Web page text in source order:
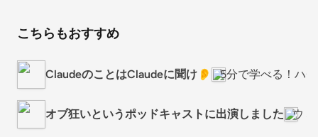
こちらもおすすめ
ClaudeのことはClaudeに聞け👂 5分で学べる！ハ
オブ狂いというポッドキャストに出演しました ウミ